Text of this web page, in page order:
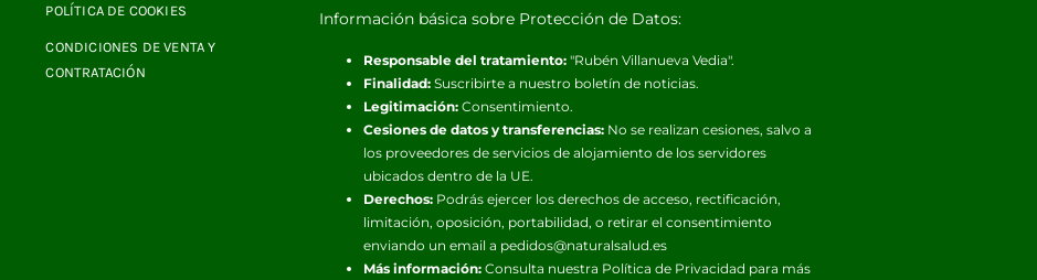
POLÍTICA DE COOKIES
CONDICIONES DE VENTA Y
CONTRATACIÓN
Información básica sobre Protección de Datos:
Responsable del tratamiento: "Rubén Villanueva Vedia".
Finalidad: Suscribirte a nuestro boletín de noticias.
Legitimación: Consentimiento.
Cesiones de datos y transferencias: No se realizan cesiones, salvo a
los proveedores de servicios de alojamiento de los servidores
ubicados dentro de la UE.
Derechos: Podrás ejercer los derechos de acceso, rectificación,
limitación, oposición, portabilidad, o retirar el consentimiento
enviando un email a pedidos@naturalsalud.es
Más información: Consulta nuestra Política de Privacidad para más